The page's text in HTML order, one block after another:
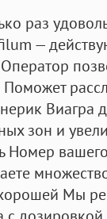
раз
—
Виагра
зон и
Номер
Мы